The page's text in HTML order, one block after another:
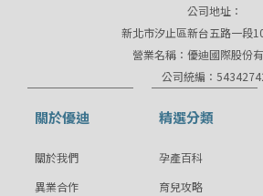
公司地址：
新北市汐止區新台五路一段
營業名稱：優迪國際股份
公司統編：
關於優迪
關於我們
異業合作
精選分類
孕產百科
育兒攻略